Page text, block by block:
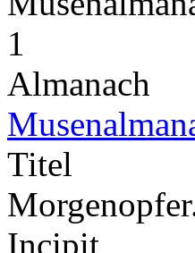
1
Almanach
Titel
Incipit